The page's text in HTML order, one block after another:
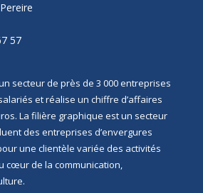
57
secteur de près de 3 000 entreprises
et réalise un chiffre d’affaires
La filière graphique est un secteur
des entreprises d’envergures
une clientèle variée des activités
cœur de la communication,